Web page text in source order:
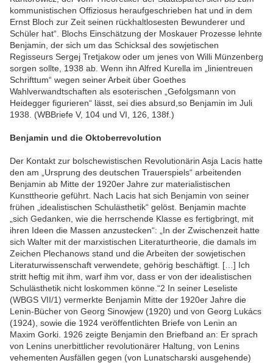
kommunistischen Offiziosus heraufgeschrieben hat und in dem
Ernst Bloch zur Zeit seinen rückhaltlosesten Bewunderer und
Schüler hat“. Blochs Einschätzung der Moskauer Prozesse lehnte
Benjamin, der sich um das Schicksal des sowjetischen
Regisseurs Sergej Tretjakow oder um jenes von Willi Münzenberg
sorgen sollte, 1938 ab. Wenn ihn Alfred Kurella im „linientreuen
Schrifttum“ wegen seiner Arbeit über Goethes
Wahlverwandtschaften als esoterischen „Gefolgsmann von
Heidegger figurieren“ lässt, sei dies absurd,so Benjamin im Juli
1938. (WBBriefe V, 104 und VI, 126, 138f.)
Benjamin und die Oktoberrevolution
Der Kontakt zur bolschewistischen Revolutionärin Asja Lacis hatte
den am „Ursprung des deutschen Trauerspiels“ arbeitenden
Benjamin ab Mitte der 1920er Jahre zur materialistischen
Kunsttheorie geführt. Nach Lacis hat sich Benjamin von seiner
frühen „idealistischen Schulästhetik“ gelöst. Benjamin machte
„sich Gedanken, wie die herrschende Klasse es fertigbringt, mit
ihren Ideen die Massen anzustecken“: „In der Zwischenzeit hatte
sich Walter mit der marxistischen Literaturtheorie, die damals im
Zeichen Plechanows stand und die Arbeiten der sowjetischen
Literaturwissenschaft verwendete, gehörig beschäftigt. […] Ich
stritt heftig mit ihm, warf ihm vor, dass er von der idealistischen
Schulästhetik nicht loskommen könne.“2 In seiner Leseliste
(WBGS VII/1) vermerkte Benjamin Mitte der 1920er Jahre die
Lenin-Bücher von Georg Sinowjew (1920) und von Georg Lukács
(1924), sowie die 1924 veröffentlichten Briefe von Lenin an
Maxim Gorki. 1926 zeigte Benjamin den Briefband an: Er sprach
von Lenins unerbittlicher revolutionärer Haltung, von Lenins
vehementen Ausfällen gegen (von Lunatscharski ausgehende)